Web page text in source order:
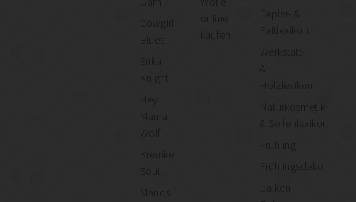
Cowgirl
Knight
Mama
Wolf
Kremke
Manos
kaufen
Papier- &
Faltlexikon
Werkstatt-
&
Holzlexikon
Naturkosmetik-
& Seifenlexikon
Frühling
Frühlingsdeko
Balkon